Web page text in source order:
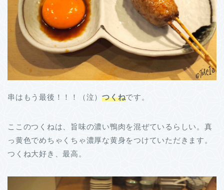
串はもう最後！！！（泣）つくねです。
ここのつくねは、旨味の濃い鴨肉を混ぜているらしい。真
っ黄色でめちゃくちゃ濃厚な黄身をつけていただきます。
つくね大好き、最高。